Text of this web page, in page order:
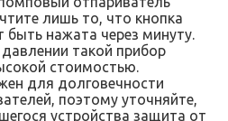
лишь то, что кнопка
нажата через минуту.
такой прибор
стоимостью.
для долговечности
поэтому уточняйте,
устройства защита от